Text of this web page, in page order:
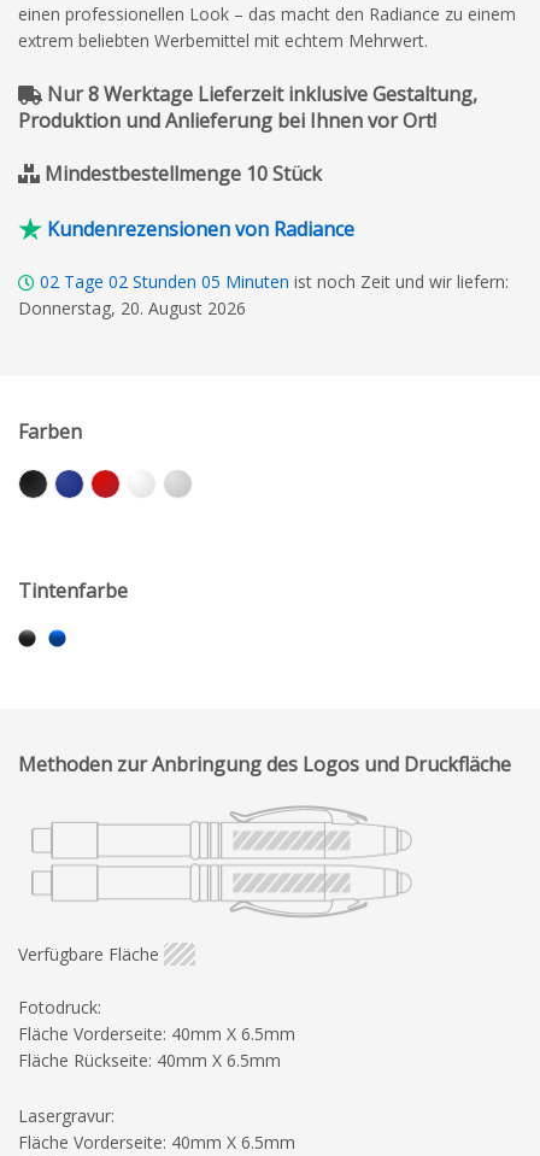
einen professionellen Look – das macht den Radiance zu einem
extrem beliebten Werbemittel mit echtem Mehrwert.
Nur 8 Werktage Lieferzeit inklusive Gestaltung,
Produktion und Anlieferung bei Ihnen vor Ort!
Mindestbestellmenge 10 Stück
Kundenrezensionen von Radiance
02 Tage 02 Stunden 05 Minuten ist noch Zeit und wir liefern:
Donnerstag, 20. August 2026
Farben
Tintenfarbe
Methoden zur Anbringung des Logos und Druckfläche
Verfügbare Fläche
Fotodruck:
Fläche Vorderseite: 40mm X 6.5mm
Fläche Rückseite: 40mm X 6.5mm
Lasergravur:
Fläche Vorderseite: 40mm X 6.5mm